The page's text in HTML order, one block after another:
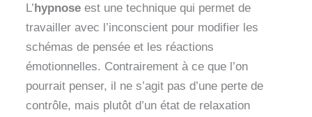
L’hypnose est une technique qui permet de
travailler avec l’inconscient pour modifier les
schémas de pensée et les réactions
émotionnelles. Contrairement à ce que l’on
pourrait penser, il ne s’agit pas d’une perte de
contrôle, mais plutôt d’un état de relaxation